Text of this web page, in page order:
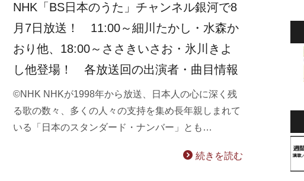
NHK「BS日本のうた」チャンネル銀河で8
月7日放送！ 11:00～細川たかし・水森か
おり他、18:00～ささきいさお・氷川きよ
し他登場！ 各放送回の出演者・曲目情報
©NHK NHKが1998年から放送、日本人の心に深く残
る歌の数々、多くの人々の支持を集め長年親しまれて
いる「日本のスタンダード・ナンバー」とも…
続きを読む